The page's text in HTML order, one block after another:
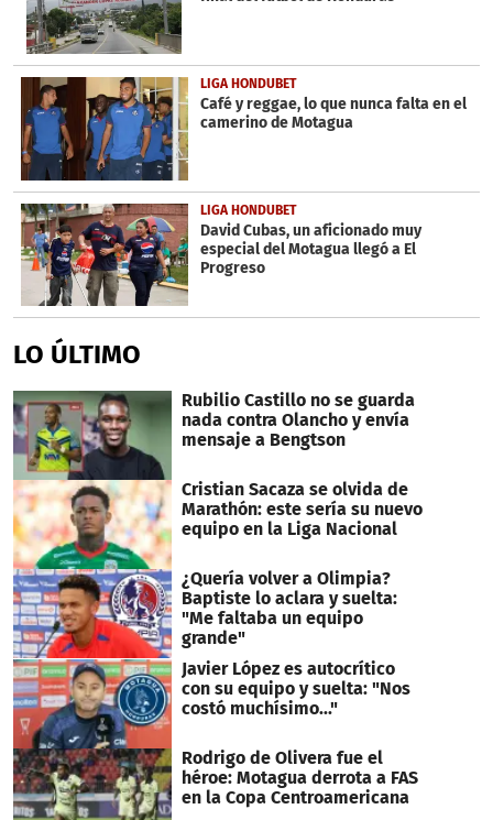
LIGA HONDUBET
Café y reggae, lo que nunca falta en el
camerino de Motagua
LIGA HONDUBET
David Cubas, un aficionado muy
especial del Motagua llegó a El
Progreso
LO ÚLTIMO
Rubilio Castillo no se guarda
nada contra Olancho y envía
mensaje a Bengtson
Cristian Sacaza se olvida de
Marathón: este sería su nuevo
equipo en la Liga Nacional
¿Quería volver a Olimpia?
Baptiste lo aclara y suelta:
"Me faltaba un equipo
grande"
Javier López es autocrítico
con su equipo y suelta: "Nos
costó muchísimo..."
Rodrigo de Olivera fue el
héroe: Motagua derrota a FAS
en la Copa Centroamericana